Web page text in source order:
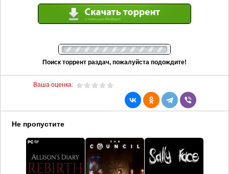
Поиск торрент раздач, пожалуйста подождите!
Ваша оценка:
Не пропустите